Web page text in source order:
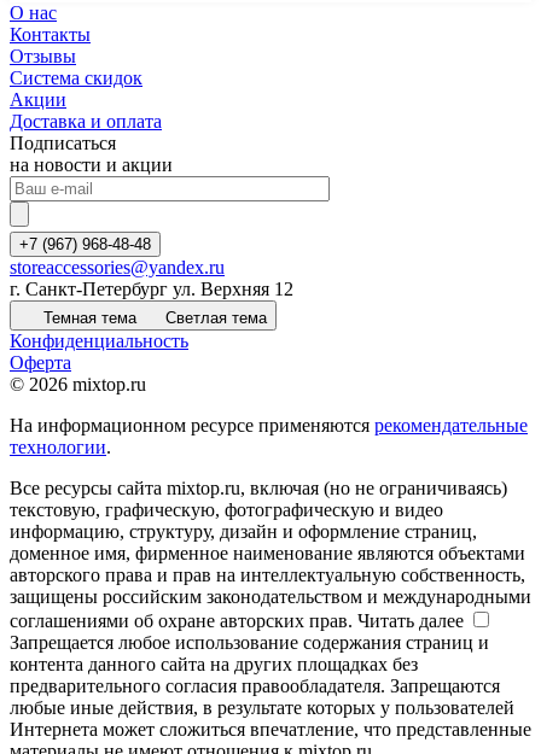
О нас
Контакты
Отзывы
Система скидок
Акции
Доставка и оплата
Подписаться
на новости и акции
+7 (967) 968-48-48
storeaccessories@yandex.ru
г. Санкт-Петербург ул. Верхняя 12
Темная тема Светлая тема
Конфиденциальность
Оферта
© 2026 mixtop.ru
На информационном ресурсе применяются рекомендательные
технологии.
Все ресурсы сайта mixtop.ru, включая (но не ограничиваясь)
текстовую, графическую, фотографическую и видео
информацию, структуру, дизайн и оформление страниц,
доменное имя, фирменное наименование являются объектами
авторского права и прав на интеллектуальную собственность,
защищены российским законодательством и международными
соглашениями об охране авторских прав. Читать далее
Запрещается любое использование содержания страниц и
контента данного сайта на других площадках без
предварительного согласия правообладателя. Запрещаются
любые иные действия, в результате которых у пользователей
Интернета может сложиться впечатление, что представленные